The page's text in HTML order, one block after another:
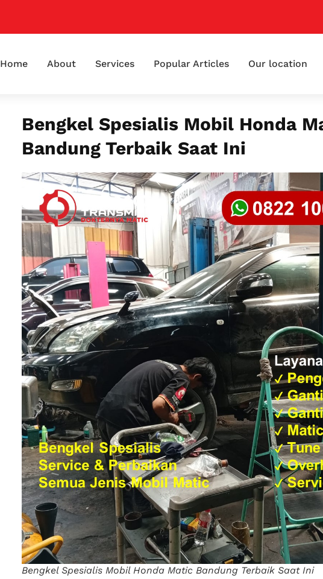
Home About Services Popular Articles Our location
Bengkel Spesialis Mobil Honda
Bandung Terbaik Saat Ini
Bengkel Spesialis Mobil Honda Matic Bandung Terbaik Saat Ini